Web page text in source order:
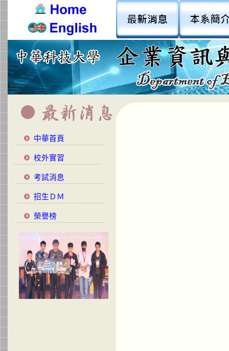
中華首頁
校外實習
考試消息
招生ＤＭ
榮譽榜